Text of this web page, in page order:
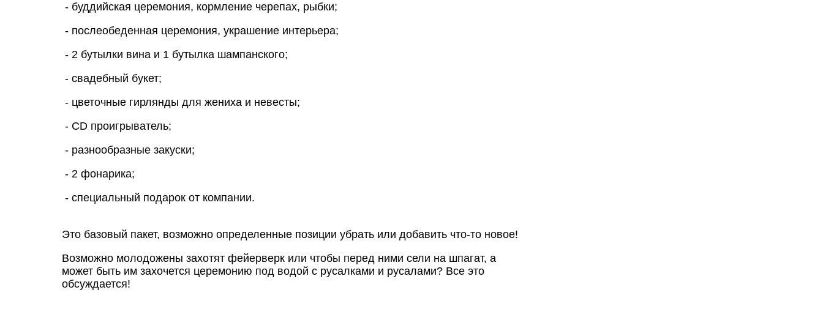
- буддийская церемония, кормление черепах, рыбки;
- послеобеденная церемония, украшение интерьера;
- 2 бутылки вина и 1 бутылка шампанского;
- свадебный букет;
- цветочные гирлянды для жениха и невесты;
- CD проигрыватель;
- разнообразные закуски;
- 2 фонарика;
- специальный подарок от компании.
Это базовый пакет, возможно определенные позиции убрать или добавить что-то новое!
Возможно молодожены захотят фейерверк или чтобы перед ними сели на шпагат, а
может быть им захочется церемонию под водой с русалками и русалами? Все это
обсуждается!